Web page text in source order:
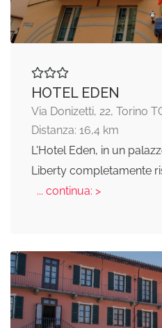
HOTEL EDEN
Via Donizetti, 22, Torino
Distanza: 16,4 km
L'Hotel Eden, in un
Liberty completamente
... continua: >